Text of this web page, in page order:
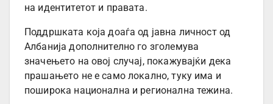
на идентитетот и правата.
Поддршката која доаѓа од јавна личност од
Албанија дополнително го зголемува
значењето на овој случај, покажувајќи дека
прашањето не е само локално, туку има и
поширока национална и регионална тежина.